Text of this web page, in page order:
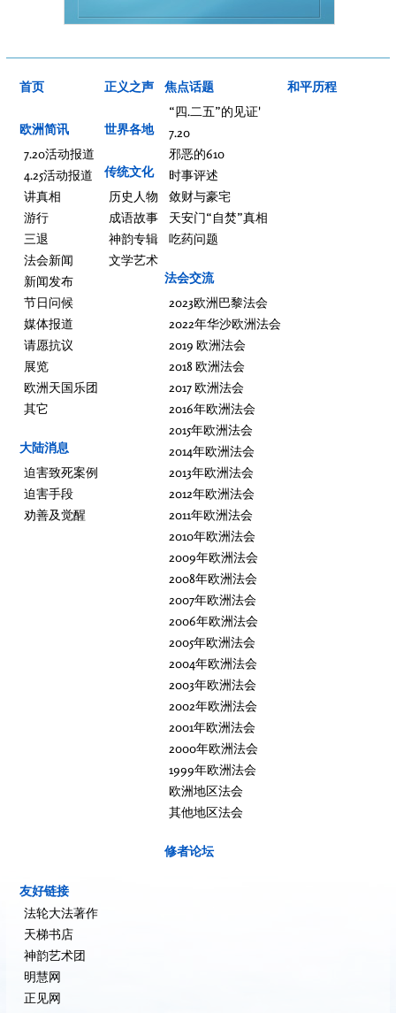
首页
欧洲简讯
7.20活动报道
4.25活动报道
讲真相
游行
三退
法会新闻
新闻发布
节日问候
媒体报道
请愿抗议
展览
欧洲天国乐团
其它
大陆消息
迫害致死案例
迫害手段
劝善及觉醒
正义之声
世界各地
传统文化
历史人物
成语故事
神韵专辑
文学艺术
焦点话题
“四.二五”的见证'
7.20
邪恶的610
时事评述
敛财与豪宅
天安门“自焚”真相
吃药问题
法会交流
2023欧洲巴黎法会
2022年华沙欧洲法会
2019 欧洲法会
2018 欧洲法会
2017 欧洲法会
2016年欧洲法会
2015年欧洲法会
2014年欧洲法会
2013年欧洲法会
2012年欧洲法会
2011年欧洲法会
2010年欧洲法会
2009年欧洲法会
2008年欧洲法会
2007年欧洲法会
2006年欧洲法会
2005年欧洲法会
2004年欧洲法会
2003年欧洲法会
2002年欧洲法会
2001年欧洲法会
2000年欧洲法会
1999年欧洲法会
欧洲地区法会
其他地区法会
修者论坛
和平历程
友好链接
法轮大法著作
天梯书店
神韵艺术团
明慧网
正见网